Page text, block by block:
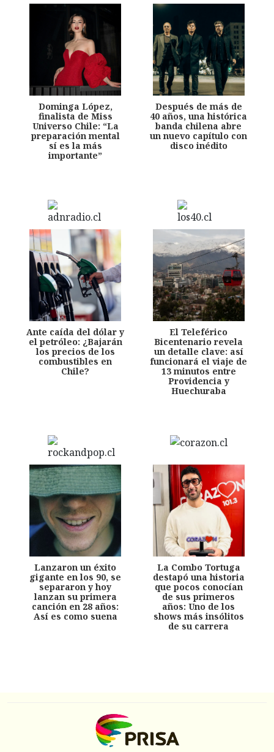
Dominga López,
finalista de Miss
Universo Chile: “La
preparación mental
sí es la más
importante”
Después de más de
40 años, una histórica
banda chilena abre
un nuevo capítulo con
disco inédito
Ante caída del dólar y
el petróleo: ¿Bajarán
los precios de los
combustibles en
Chile?
El Teleférico
Bicentenario revela
un detalle clave: así
funcionará el viaje de
13 minutos entre
Providencia y
Huechuraba
Lanzaron un éxito
gigante en los 90, se
separaron y hoy
lanzan su primera
canción en 28 años:
Así es como suena
La Combo Tortuga
destapó una historia
que pocos conocían
de sus primeros
años: Uno de los
shows más insólitos
de su carrera